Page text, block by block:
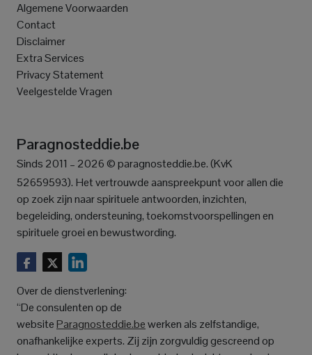
Algemene Voorwaarden
Contact
Disclaimer
Extra Services
Privacy Statement
Veelgestelde Vragen
Paragnosteddie.be
Sinds 2011 – 2026 © paragnosteddie.be. (KvK
52659593). Het vertrouwde aanspreekpunt voor allen die
op zoek zijn naar spirituele antwoorden, inzichten,
begeleiding, ondersteuning, toekomstvoorspellingen en
spirituele groei en bewustwording.
Over de dienstverlening:
“De consulenten op de
websiteParagnosteddie.bewerken als zelfstandige,
onafhankelijke experts. Zij zijn zorgvuldig gescreend op